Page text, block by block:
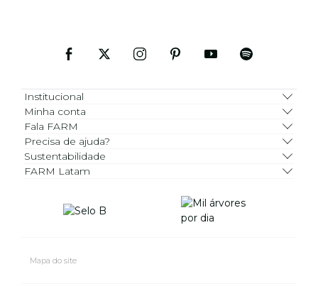
Institucional
Minha conta
Fala FARM
Precisa de ajuda?
Sustentabilidade
FARM Latam
Mapa do site